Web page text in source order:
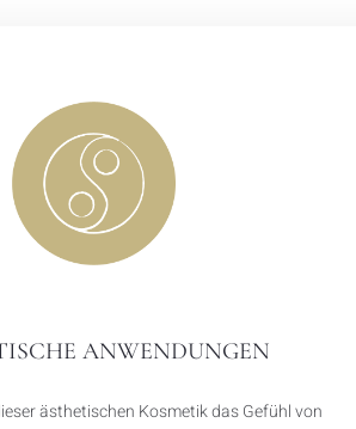
ANWENDUNGEN
ästhetischen Kosmetik das Gefühl von